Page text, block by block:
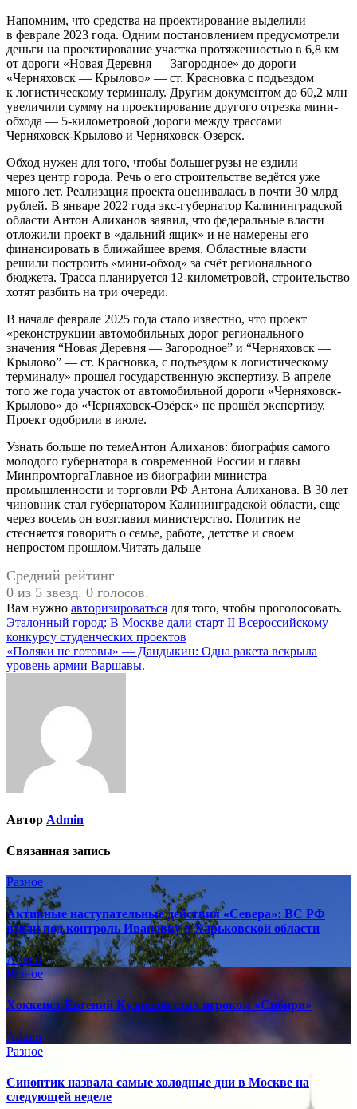
Напомним, что средства на проектирование выделили
в феврале 2023 года. Одним постановлением предусмотрели
деньги на проектирование участка протяженностью в 6,8 км
от дороги «Новая Деревня — Загородное» до дороги
«Черняховск — Крылово» — ст. Красновка с подъездом
к логистическому терминалу. Другим документом до 60,2 млн
увеличили сумму на проектирование другого отрезка мини-
обхода — 5-километровой дороги между трассами
Черняховск-Крылово и Черняховск-Озерск.
Обход нужен для того, чтобы большегрузы не ездили
через центр города. Речь о его строительстве ведётся уже
много лет. Реализация проекта оценивалась в почти 30 млрд
рублей. В январе 2022 года экс-губернатор Калининградской
области Антон Алиханов заявил, что федеральные власти
отложили проект в «дальний ящик» и не намерены его
финансировать в ближайшее время. Областные власти
решили построить «мини-обход» за счёт регионального
бюджета. Трасса планируется 12-километровой, строительство
хотят разбить на три очереди.
В начале феврале 2025 года стало известно, что проект
«реконструкции автомобильных дорог регионального
значения “Новая Деревня — Загородное” и “Черняховск —
Крылово” — ст. Красновка, с подъездом к логистическому
терминалу» прошел государственную экспертизу. В апреле
того же года участок от автомобильной дороги «Черняховск-
Крылово» до «Черняховск-Озёрск» не прошёл экспертизу.
Проект одобрили в июле.
Узнать больше по темеАнтон Алиханов: биография самого
молодого губернатора в современной России и главы
МинпромторгаГлавное из биографии министра
промышленности и торговли РФ Антона Алиханова. В 30 лет
чиновник стал губернатором Калининградской области, еще
через восемь он возглавил министерство. Политик не
стесняется говорить о семье, работе, детстве и своем
непростом прошлом.Читать дальше
Средний рейтинг
0 из 5 звезд. 0 голосов.
Вам нужно авторизироваться для того, чтобы проголосовать.
Навигация
по
записям
Эталонный город: В Москве дали старт II Всероссийскому
конкурсу студенческих проектов
«Поляки не готовы» — Дандыкин: Одна ракета вскрыла
уровень армии Варшавы.
Автор Admin
Связанная запись
Разное
Активные наступательные действия «Севера»: ВС РФ
взяли под контроль Ивановку в Харьковской области
Admin
Разное
Хоккеист Евгений Кузнецов стал игроком «Сибири»
Admin
Разное
Синоптик назвала самые холодные дни в Москве на
следующей неделе